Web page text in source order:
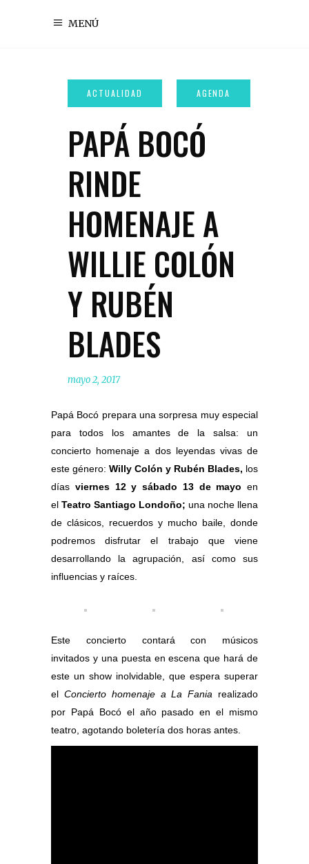
MENÚ
PAPÁ BOCÓ
RINDE
HOMENAJE A
WILLIE COLÓN
Y RUBÉN
BLADES
mayo 2, 2017
Papá Bocó prepara una sorpresa muy especial
para todos los amantes de la salsa: un
concierto homenaje a dos leyendas vivas de
este género: Willy Colón y Rubén Blades, los
días viernes 12 y sábado 13 de mayo en
el Teatro Santiago Londoño; una noche llena
de clásicos, recuerdos y mucho baile, donde
podremos disfrutar el trabajo que viene
desarrollando la agrupación, así como sus
influencias y raíces.
Este concierto contará con músicos
invitados y una puesta en escena que hará de
este un show inolvidable, que espera superar
el Concierto homenaje a La Fania realizado
por Papá Bocó el año pasado en el mismo
teatro, agotando boletería dos horas antes.